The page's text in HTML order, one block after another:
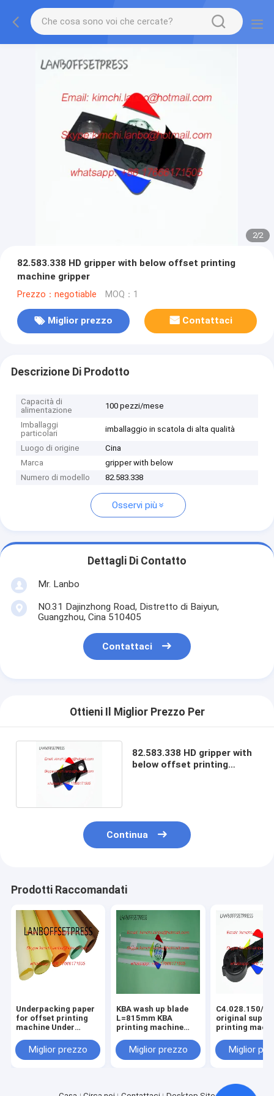
2/2
82.583.338 HD gripper with below offset printing
machine gripper
Prezzo：negotiable MOQ：1
Miglior prezzo Contattaci
Descrizione Di Prodotto
Capacità di
alimentazione
100 pezzi/mese
Imballaggi
particolari
imballaggio in scatola di alta qualità
Luogo di origine
Cina
Marca
gripper with below
Numero di modello
82.583.338
Osservi più
Dettagli Di Contatto
Mr. Lanbo
NO.31 Dajinzhong Road, Distretto di Baiyun,
Guangzhou, Cina 510405
Contattaci
Ottieni Il Miglior Prezzo Per
82.583.338 HD gripper with
below offset printing
Continua
Prodotti Raccomandati
Underpacking paper
for offset printing
machine Under
Miglior prezzo
KBA wash up blade
L=815mm KBA
printing machine
Miglior prezzo
C4.028.150/01
original
printing
Miglior